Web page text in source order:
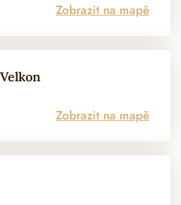
Zobrazit na mapě
Zobrazit na mapě